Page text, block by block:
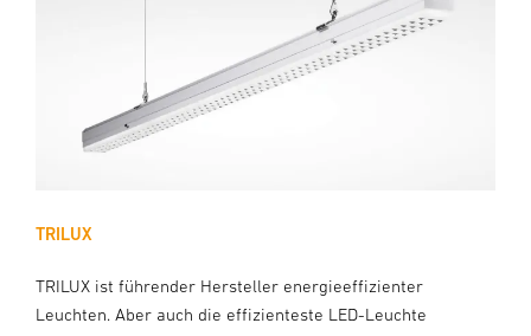
TRILUX
TRILUX ist führender Hersteller energieeffizienter
Leuchten. Aber auch die effizienteste LED-Leuchte